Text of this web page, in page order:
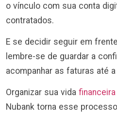
o vínculo com sua conta
contratados.
E se decidir seguir em
lembre-se de guardar a
acompanhar as faturas até
Organizar sua vida financeira
Nubank torna esse